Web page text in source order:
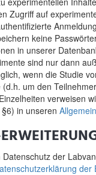
Zugriff auf
keine
in unserer
sind nur dann
wenn die Studie
(d.h. um den
verweisen
in unseren
der
der